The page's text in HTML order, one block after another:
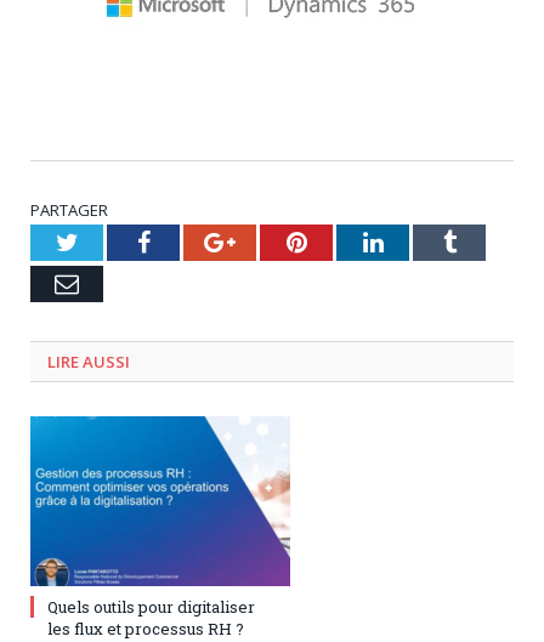
PARTAGER
TwitterFacebookGoogle+PinterestLinkedInTumblr
Email
LIRE AUSSI
9 décembre 2024
Quels outils pour digitaliser
les flux et processus RH ?